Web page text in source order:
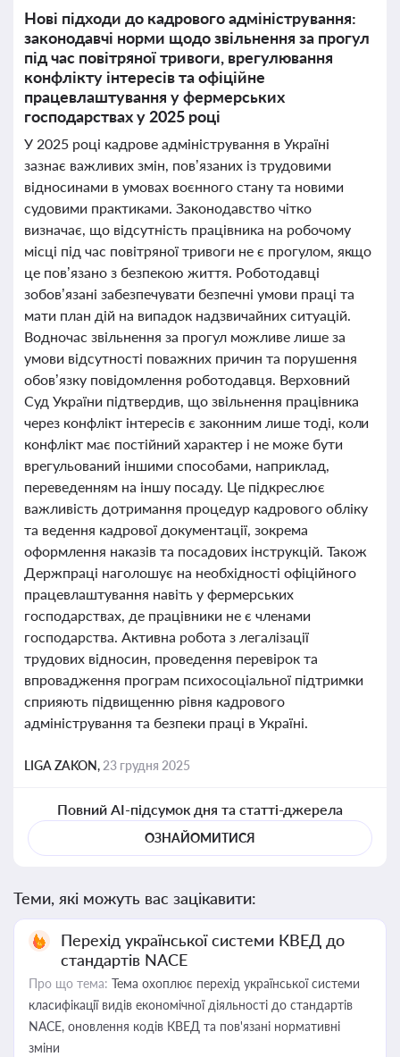
Нові підходи до кадрового адміністрування:
законодавчі норми щодо звільнення за прогул
під час повітряної тривоги, врегулювання
конфлікту інтересів та офіційне
працевлаштування у фермерських
господарствах у 2025 році
У 2025 році кадрове адміністрування в Україні
зазнає важливих змін, пов’язаних із трудовими
відносинами в умовах воєнного стану та новими
судовими практиками. Законодавство чітко
визначає, що відсутність працівника на робочому
місці під час повітряної тривоги не є прогулом, якщо
це пов’язано з безпекою життя. Роботодавці
зобов’язані забезпечувати безпечні умови праці та
мати план дій на випадок надзвичайних ситуацій.
Водночас звільнення за прогул можливе лише за
умови відсутності поважних причин та порушення
обов’язку повідомлення роботодавця. Верховний
Суд України підтвердив, що звільнення працівника
через конфлікт інтересів є законним лише тоді, коли
конфлікт має постійний характер і не може бути
врегульований іншими способами, наприклад,
переведенням на іншу посаду. Це підкреслює
важливість дотримання процедур кадрового обліку
та ведення кадрової документації, зокрема
оформлення наказів та посадових інструкцій. Також
Держпраці наголошує на необхідності офіційного
працевлаштування навіть у фермерських
господарствах, де працівники не є членами
господарства. Активна робота з легалізації
трудових відносин, проведення перевірок та
впровадження програм психосоціальної підтримки
сприяють підвищенню рівня кадрового
адміністрування та безпеки праці в Україні.
LIGA ZAKON, 23 грудня 2025
Повний AI-підсумок дня та статті-джерела
ОЗНАЙОМИТИСЯ
Теми, які можуть вас зацікавити:
Перехід української системи КВЕД до
стандартів NACE
Про що тема: Тема охоплює перехід української системи
класифікації видів економічної діяльності до стандартів
NACE, оновлення кодів КВЕД та пов'язані нормативні
зміни